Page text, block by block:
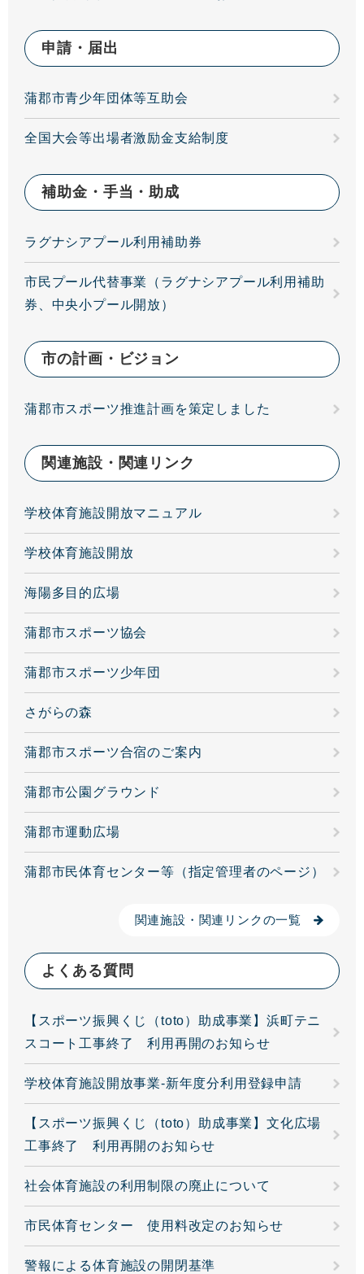
申請・届出
蒲郡市青少年団体等互助会
全国大会等出場者激励金支給制度
補助金・手当・助成
ラグナシアプール利用補助券
市民プール代替事業（ラグナシアプール利用補助
券、中央小プール開放）
市の計画・ビジョン
蒲郡市スポーツ推進計画を策定しました
関連施設・関連リンク
学校体育施設開放マニュアル
学校体育施設開放
海陽多目的広場
蒲郡市スポーツ協会
蒲郡市スポーツ少年団
さがらの森
蒲郡市スポーツ合宿のご案内
蒲郡市公園グラウンド
蒲郡市運動広場
蒲郡市民体育センター等（指定管理者のページ）
関連施設・関連リンクの一覧
よくある質問
【スポーツ振興くじ（toto）助成事業】浜町テニ
スコート工事終了 利用再開のお知らせ
学校体育施設開放事業-新年度分利用登録申請
【スポーツ振興くじ（toto）助成事業】文化広場
工事終了 利用再開のお知らせ
社会体育施設の利用制限の廃止について
市民体育センター 使用料改定のお知らせ
警報による体育施設の開閉基準